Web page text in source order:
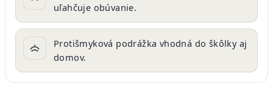
uľahčuje obúvanie.
Protišmyková podrážka vhodná do škôlky aj
domov.